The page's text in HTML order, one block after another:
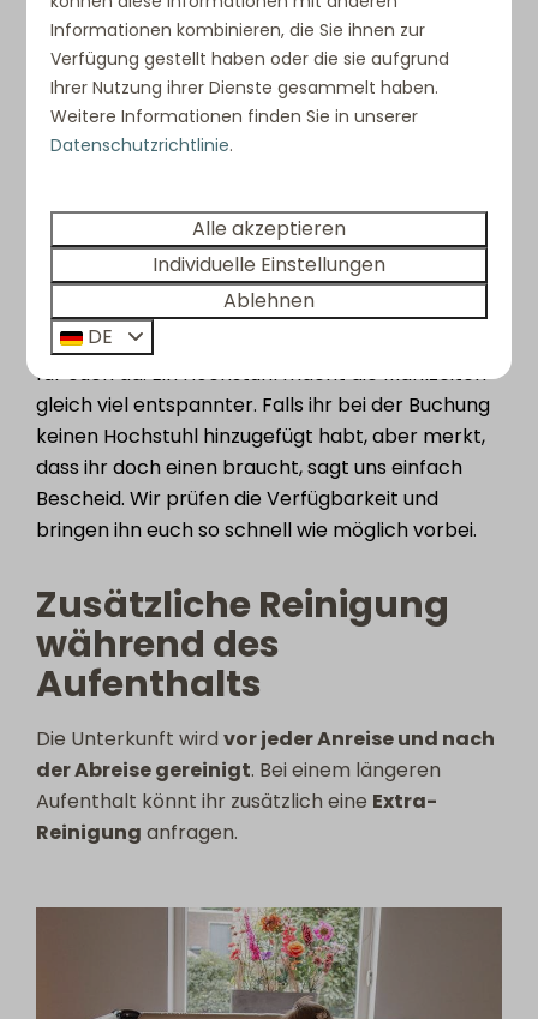
Reist ihr mit einem Baby? Bitte gebt es bei der
Buchung an, damit wir alles vorbereiten können.
Falls ihr noch kein Babybett angefragt habt,
aber doch eins braucht, sagt uns Bescheid—wir
schnell wie möglich vorbei.
Hochstuhl
Im Urlaub mit den Kleinen? Keine Sorge – wir sind
für euch da. Ein Hochstuhl macht die Mahlzeiten
gleich viel entspannter. Falls ihr bei der Buchung
keinen Hochstuhl hinzugefügt habt, aber merkt,
dass ihr doch einen braucht, sagt uns einfach
Bescheid. Wir prüfen die Verfügbarkeit und
bringen ihn euch so schnell wie möglich vorbei.
Zusätzliche Reinigung
während des
Aufenthalts
Die Unterkunft wirdvor jeder Anreise und nach
der Abreise gereinigt. Bei einem längeren
Aufenthalt könnt ihr zusätzlich eine Extra-
Reinigung anfragen.
Informationen kombinieren, die Sie ihnen zur
Verfügung gestellt haben oder die sie aufgrund
Ihrer Nutzung ihrer Dienste gesammelt haben.
Weitere Informationen finden Sie in unserer
Datenschutzrichtlinie.
Alle akzeptieren
Individuelle Einstellungen
Ablehnen
DE